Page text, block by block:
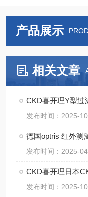
产品展示
相关文章
CKD喜开理Y型过
发布时间：2025-
德国optris 红外测
发布时间：2025-
发布时间：2025-